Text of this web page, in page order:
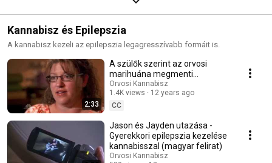
Kannabisz és Epilepszia
A kannabisz kezeli az epilepszia legagresszívabb formáit is.
2:33
A szülők szerint az orvosi
marihuána megmenti
gyermekeik életét - Epilepszia
Orvosi Kannabisz
1.4K views
12 years ago
CC
Jason és Jayden utazása -
Gyerekkori epilepszia kezelése
kannabisszal (magyar felirat)
Orvosi Kannabisz